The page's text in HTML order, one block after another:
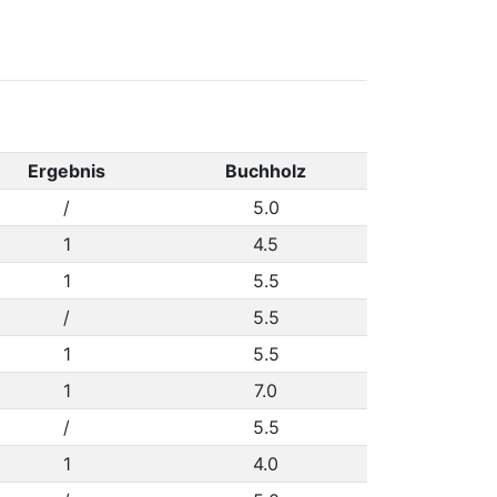
Ergebnis
Buchholz
/
5.0
1
4.5
1
5.5
/
5.5
1
5.5
1
7.0
/
5.5
1
4.0